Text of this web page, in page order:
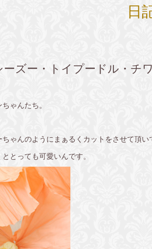
日
ズー・トイプードル・チ
ゃんたち。
ゃんのようにまぁるくカットをさせて頂い
とっても可愛いんです。